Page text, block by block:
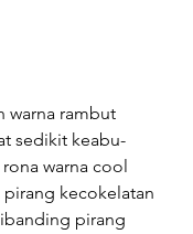
warna rambut
sedikit keabu-
warna cool
kecokelatan
pirang